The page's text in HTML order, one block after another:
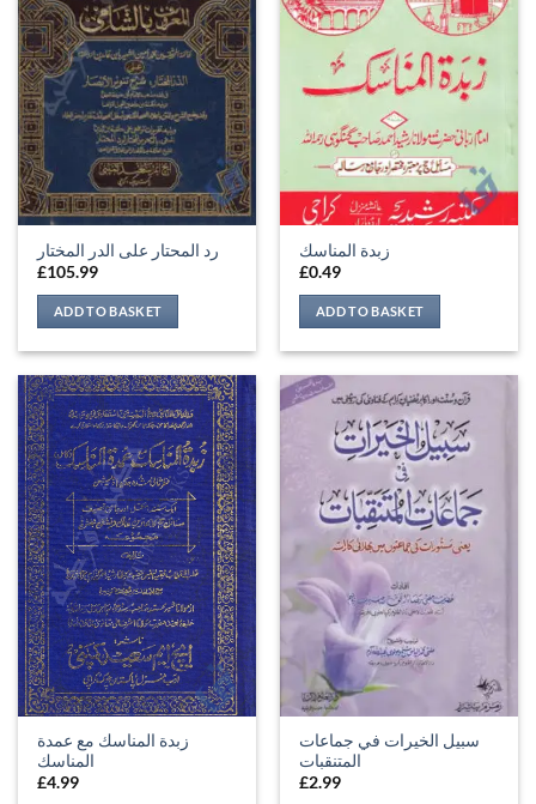
رد المحتار على الدر المختار
£105.99
ADD TO BASKET
زبدة المناسك
£0.49
ADD TO BASKET
زبدة المناسك مع عمدة
المناسك
£4.99
سبيل الخيرات في جماعات
المتنقبات
£2.99